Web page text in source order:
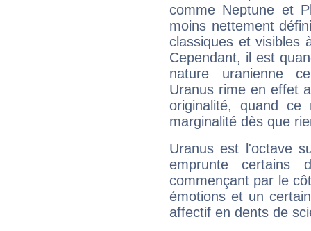
comme Neptune et
moins nettement
classiques et visibles
Cependant, il est
nature uranienne
Uranus rime en effet
originalité, quand ce
marginalité dès que
Uranus est l'octave
emprunte
commençant par le
émotions et un
affectif en dents de